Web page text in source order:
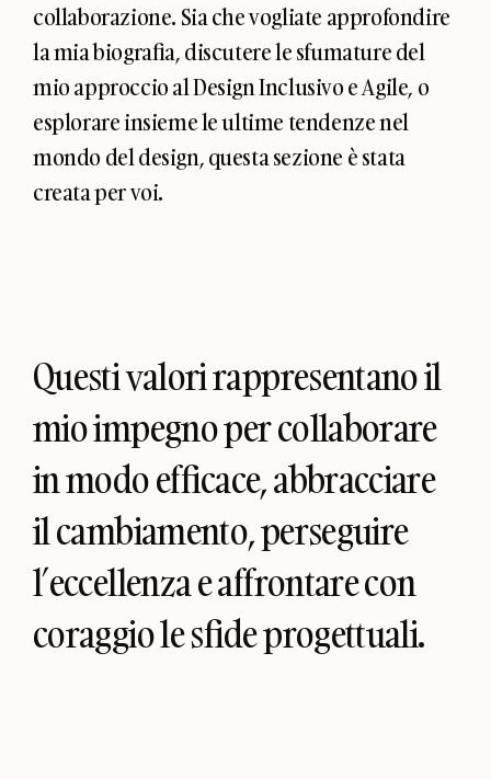
collaborazione. Sia che vogliate approfondire
la mia biografia, discutere le sfumature del
mio approccio al Design Inclusivo e Agile, o
esplorare insieme le ultime tendenze nel
mondo del design, questa sezione è stata
creata per voi.
Questi valori rappresentano il
mio impegno per collaborare
in modo efficace, abbracciare
il cambiamento, perseguire
l’eccellenza e affrontare con
coraggio le sfide progettuali.